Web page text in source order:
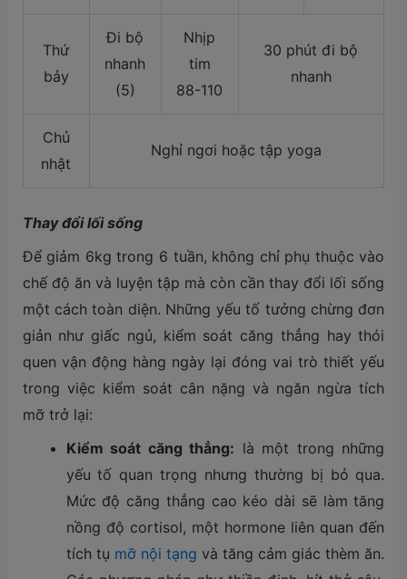
Thứ
bảy
Đi bộ
nhanh
(5)
Nhịp
tim
88-110
30 phút đi bộ
nhanh
Chủ
nhật
Nghỉ ngơi hoặc tập yoga
Thay đổi lối sống
Để giảm 6kg trong 6 tuần, không chỉ phụ thuộc vào
chế độ ăn và luyện tập mà còn cần thay đổi lối sống
một cách toàn diện. Những yếu tố tưởng chừng đơn
giản như giấc ngủ, kiểm soát căng thẳng hay thói
quen vận động hàng ngày lại đóng vai trò thiết yếu
trong việc kiểm soát cân nặng và ngăn ngừa tích
mỡ trở lại:
Kiểm soát căng thẳng: là một trong những
yếu tố quan trọng nhưng thường bị bỏ qua.
Mức độ căng thẳng cao kéo dài sẽ làm tăng
nồng độ cortisol, một hormone liên quan đến
tích tụ mỡ nội tạng và tăng cảm giác thèm ăn.